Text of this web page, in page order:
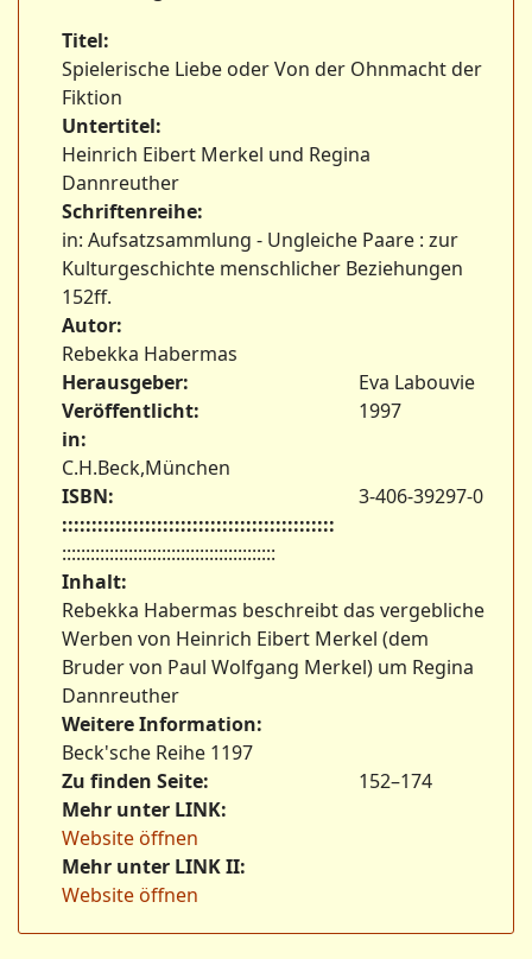
Titel:
Spielerische Liebe oder Von der Ohnmacht der
Fiktion
Untertitel:
Heinrich Eibert Merkel und Regina
Dannreuther
Schriftenreihe:
in: Aufsatzsammlung - Ungleiche Paare : zur
Kulturgeschichte menschlicher Beziehungen
152ff.
Autor:
Rebekka Habermas
Herausgeber:
Eva Labouvie
Veröffentlicht:
1997
in:
C.H.Beck,München
ISBN:
3-406-39297-0
::::::::::::::::::::::::::::::::::::::::::::::
:::::::::::::::::::::::::::::::::::::::::::::
Inhalt:
Rebekka Habermas beschreibt das vergebliche
Werben von Heinrich Eibert Merkel (dem
Bruder von Paul Wolfgang Merkel) um Regina
Dannreuther
Weitere Information:
Beck'sche Reihe 1197
Zu finden Seite:
152–174
Mehr unter LINK:
Website öffnen
Mehr unter LINK II:
Website öffnen